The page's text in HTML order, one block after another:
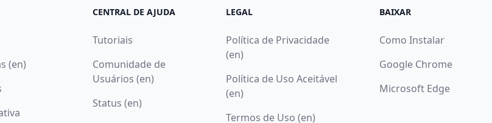
(en)
CENTRAL DE AJUDA
Tutoriais
Comunidade de
Usuários (en)
Status (en)
LEGAL
Política de Privacidade
(en)
Política de Uso Aceitável
(en)
Termos de Uso (en)
BAIXAR
Como Instalar
Google Chrome
Microsoft Edge